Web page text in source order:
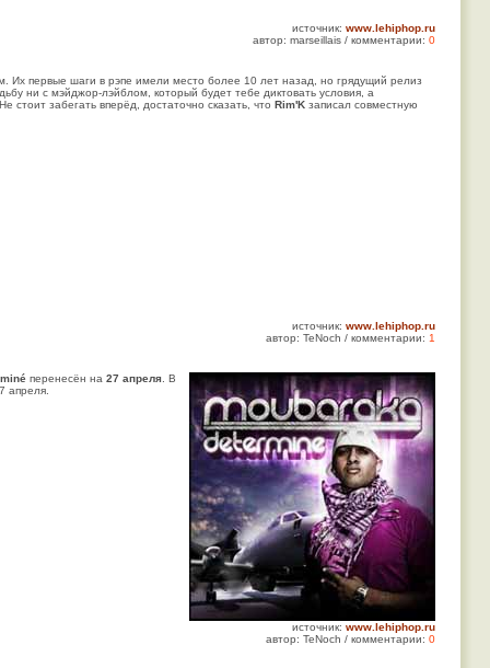
источник: www.lehiphop.ru
автор: marseillais / комментарии: 0
Их первые шаги в рэпе имели место более 10 лет назад, но грядущий релиз
ни с мэйджор-лэйблом, который будет тебе диктовать условия, а
забегать вперёд, достаточно сказать, что Rim'K записал совместную
источник: www.lehiphop.ru
автор: TeNoch / комментарии: 1
перенесён на 27 апреля . В
апреля.
источник: www.lehiphop.ru
автор: TeNoch / комментарии: 0